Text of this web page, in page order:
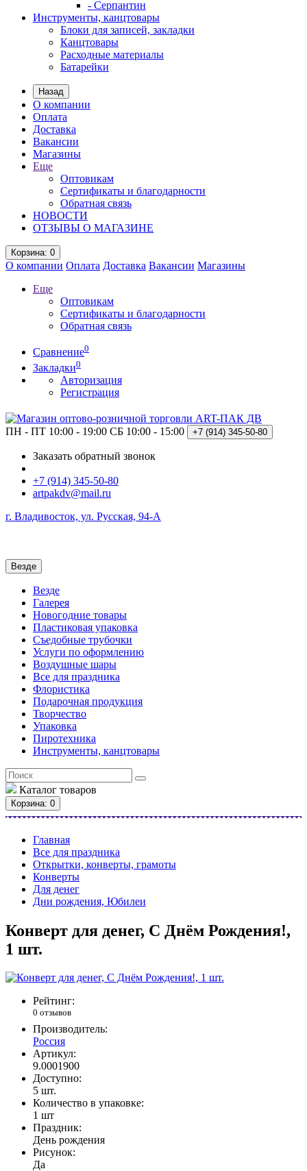
- Серпантин
Инструменты, канцтовары
Блоки для записей, закладки
Канцтовары
Расходные материалы
Батарейки
Назад
О компании
Оплата
Доставка
Вакансии
Магазины
Еще
Оптовикам
Сертификаты и благодарности
Обратная связь
НОВОСТИ
ОТЗЫВЫ О МАГАЗИНЕ
Корзина: 0
О компании Оплата Доставка Вакансии Магазины
Еще
Оптовикам
Сертификаты и благодарности
Обратная связь
Сравнение0
Закладки0
Авторизация
Регистрация
ПН - ПТ 10:00 - 19:00 СБ 10:00 - 15:00 +7 (914) 345-50-80
Заказать обратный звонок
+7 (914) 345-50-80
artpakdv@mail.ru
г. Владивосток, ул. Русская, 94-А
Везде
Везде
Галерея
Новогодние товары
Пластиковая упаковка
Съедобные трубочки
Услуги по оформлению
Воздушные шары
Все для праздника
Флористика
Подарочная продукция
Творчество
Упаковка
Пиротехника
Инструменты, канцтовары
Каталог товаров
Корзина: 0
Главная
Все для праздника
Открытки, конверты, грамоты
Конверты
Для денег
Дни рождения, Юбилеи
Конверт для денег, С Днём Рождения!,
1 шт.
Рейтинг:
0 отзывов
Производитель:
Россия
Артикул:
9.0001900
Доступно:
5 шт.
Количество в упаковке:
1 шт
Праздник:
День рождения
Рисунок:
Да